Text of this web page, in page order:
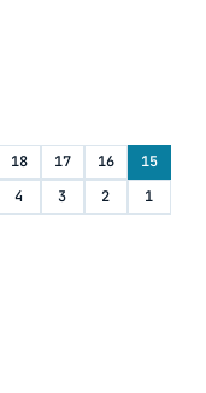
18 17 16
15
4 3 2 1